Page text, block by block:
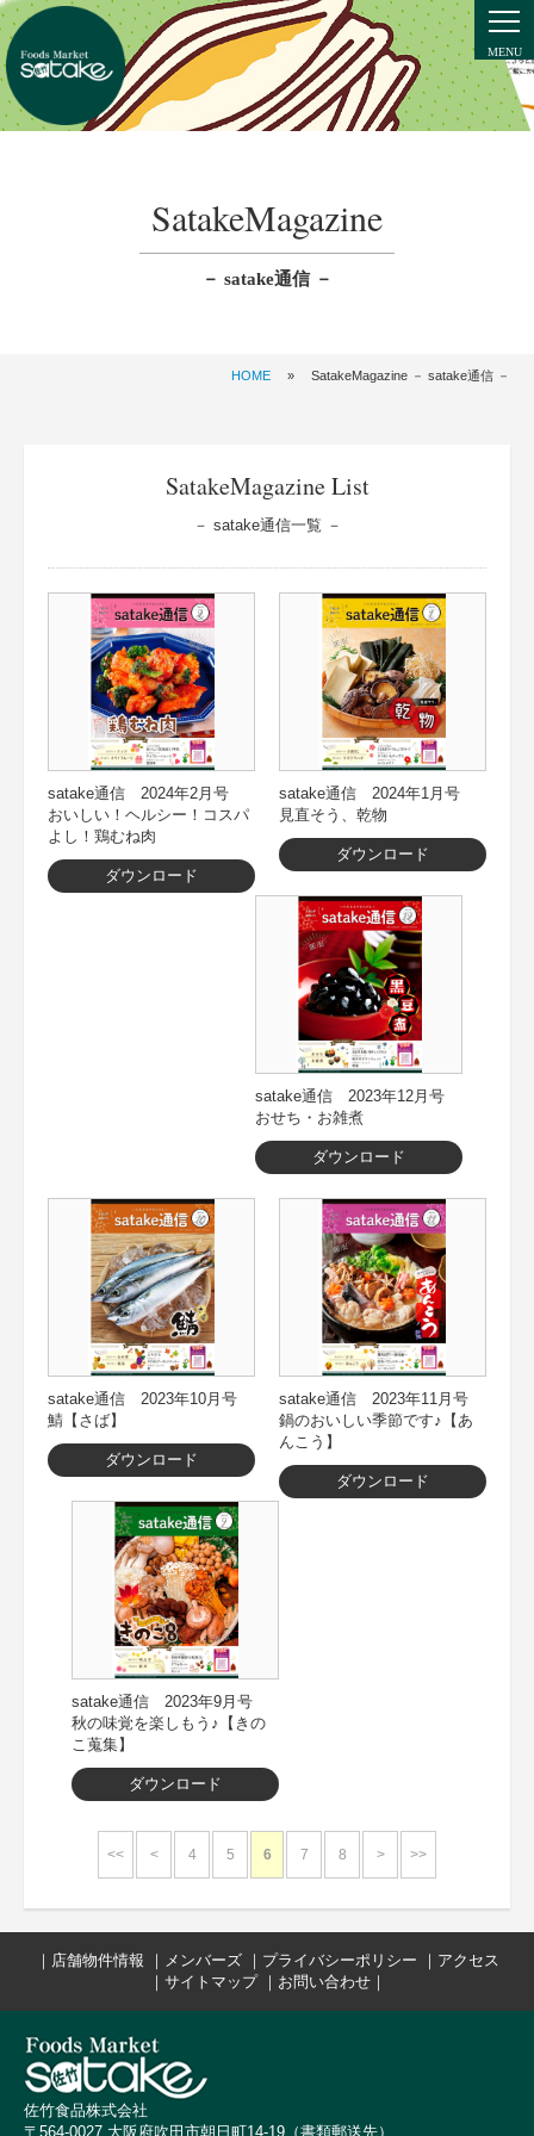
SatakeMagazine
－ satake通信 －
HOME » SatakeMagazine － satake通信 －
SatakeMagazine List
－ satake通信一覧 －
satake通信 2024年2月号
おいしい！ヘルシー！コスパ
よし！鶏むね肉
ダウンロード
satake通信 2024年1月号
見直そう、乾物
ダウンロード
satake通信 2023年12月号
おせち・お雑煮
ダウンロード
satake通信 2023年11月号
鍋のおいしい季節です♪【あ
んこう】
ダウンロード
satake通信 2023年10月号
鯖【さば】
ダウンロード
satake通信 2023年9月号
秋の味覚を楽しもう♪【きの
こ蒐集】
ダウンロード
<< < 4 5 6 7 8 > >>
｜ 店舗物件情報 ｜ メンバーズ ｜ プライバシーポリシー ｜ アクセス
｜ サイトマップ ｜ お問い合わせ｜
佐竹食品株式会社
〒564-0027 大阪府吹田市朝日町14-19（書類郵送先）